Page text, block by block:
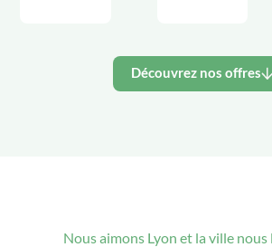
Découvrez nos offres
Nous aimons Lyon et la ville nous